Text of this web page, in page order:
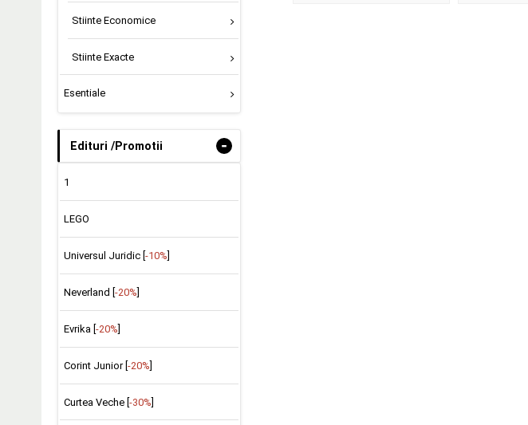
Stiinte Economice
Stiinte Exacte
Esentiale
Edituri /Promotii -
1
LEGO
Universul Juridic [ -10%
Neverland [ -20%
Evrika [ -20%
Corint Junior [-20%]
Curtea Veche [-30%]